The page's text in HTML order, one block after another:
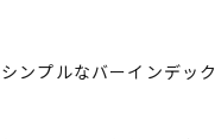
シンプルなバーインデッ